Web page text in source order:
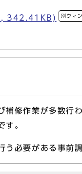
, 342.41KB) 別ウィ
修作業が多数行
す。
必要がある事前